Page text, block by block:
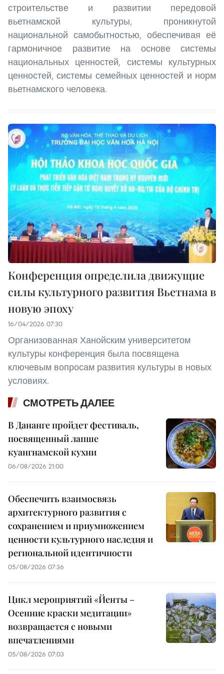
строительстве и развитии передовой
вьетнамской культуры, проникнутой
национальной самобытностью, обеспечивая её
гармоничное развитие на основе системы
национальных ценностей, системы культурных
ценностей, системы семейных ценностей и норм
вьетнамского человека.
Конференция определила движущие
силы культурного развития Вьетнама в
новую эпоху
16/04/2026 07:30
Организованная Ханойским университетом
культуры конференция была посвящена
ключевым вопросам развития культуры в новых
условиях.
СМОТРЕТЬ ДАЛЕЕ
В Дананге пройдет фестиваль,
посвященный лапше
куангнамской кухни
06/08/2026 21:00
Обеспечить взаимосвязь
архитектурного развития с
сохранением и приумножением
ценности культурного наследия и
региональной идентичности
05/08/2026 07:36
Цикл мероприятий «Йенты –
Осенние краски медитации»
возвращается с новыми
впечатлениями
05/08/2026 07:03